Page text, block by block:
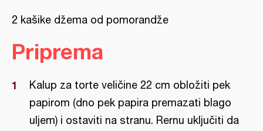
2 kašike džema od pomorandže
Priprema
Kalup za torte veličine 22 cm obložiti pek
papirom (dno pek papira premazati blago
uljem) i ostaviti na stranu. Rernu uključiti da